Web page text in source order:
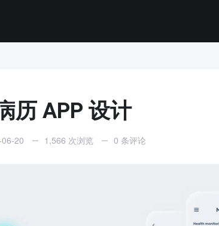
历 APP 设计
20 1,566 次浏览 0 条评论